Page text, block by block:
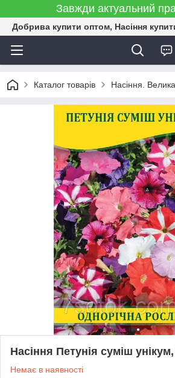
Завжди актуальний
Добрива купити оптом, Насіння
Каталог товарів Насіння.
Насіння Петунія суміш унікум,
Немає в наявності